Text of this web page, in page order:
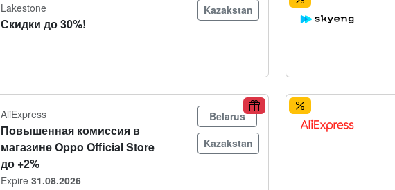
Lakestone
Скидки до 30%!
Kazakstan
AliExpress
Повышенная комиссия в
магазине Oppo Official Store
до +2%
Expire 31.08.2026
Belarus
Kazakstan